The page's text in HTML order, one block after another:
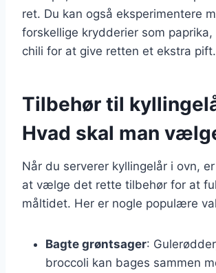
ret. Du kan også eksperimentere
forskellige krydderier som
chili for at give retten et ekstra pift.
Tilbehør til
Hvad skal man
Når du serverer kyllingelår i ovn,
at vælge det rette tilbehør for at
måltidet. Her er nogle populære
Bagte grøntsager:
broccoli kan bages sammen